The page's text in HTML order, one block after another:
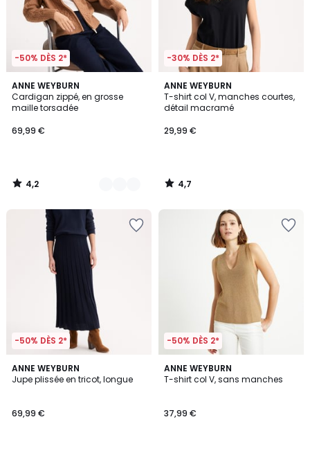
-50% DÈS 2*
ANNE WEYBURN
Cardigan zippé, en grosse
maille torsadée
69,99 €
4,2
/ 5
2
Couleurs
4,2
/
-30% DÈS 2*
ANNE WEYBURN
T-shirt col V, manches courtes,
détail macramé
29,99 €
4,7
/ 5
4,7
/
-50% DÈS 2*
ANNE WEYBURN
Jupe plissée en tricot, longue
69,99 €
4,4
/ 5
2
Couleurs
-50% DÈS 2*
ANNE WEYBURN
T-shirt col V, sans manches
37,99 €
4,7
/ 5